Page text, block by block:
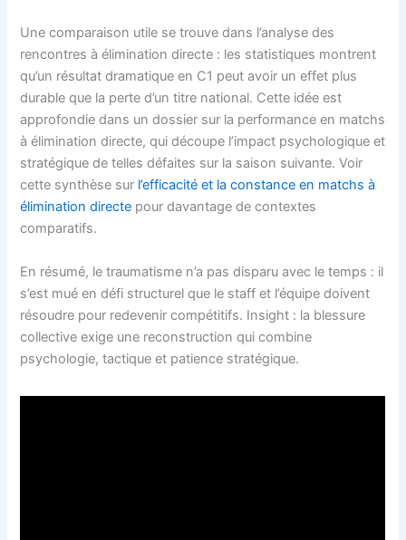
Une comparaison utile se trouve dans l’analyse des
rencontres à élimination directe : les statistiques montrent
qu’un résultat dramatique en C1 peut avoir un effet plus
durable que la perte d’un titre national. Cette idée est
approfondie dans un dossier sur la performance en matchs
à élimination directe, qui découpe l’impact psychologique et
stratégique de telles défaites sur la saison suivante. Voir
cette synthèse sur l’efficacité et la constance en matchs à
élimination directe pour davantage de contextes
comparatifs.
En résumé, le traumatisme n’a pas disparu avec le temps : il
s’est mué en défi structurel que le staff et l’équipe doivent
résoudre pour redevenir compétitifs. Insight : la blessure
collective exige une reconstruction qui combine
psychologie, tactique et patience stratégique.